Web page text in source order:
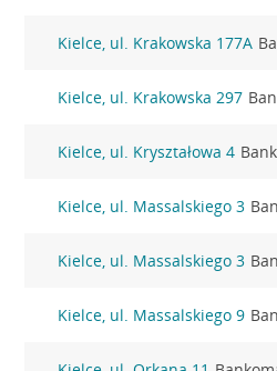
Kielce, ul. Krakowska 177A
Kielce, ul. Krakowska 297
Kielce, ul. Kryształowa 4
Kielce, ul. Massalskiego 3
Kielce, ul. Massalskiego 3
Kielce, ul. Massalskiego 9